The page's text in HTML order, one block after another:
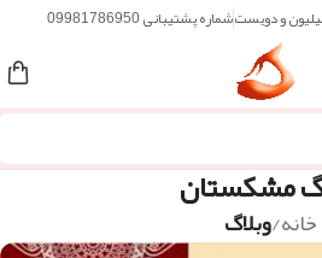
و دویستشماره پشتیبانی 09981786950
مشکستان
خانه/وبلاگ